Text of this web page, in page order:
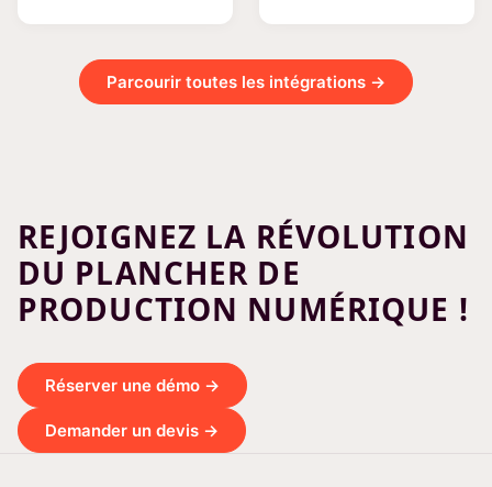
Parcourir toutes les intégrations →
REJOIGNEZ LA RÉVOLUTION
DU PLANCHER DE
PRODUCTION NUMÉRIQUE !
Réserver une démo →
Demander un devis →